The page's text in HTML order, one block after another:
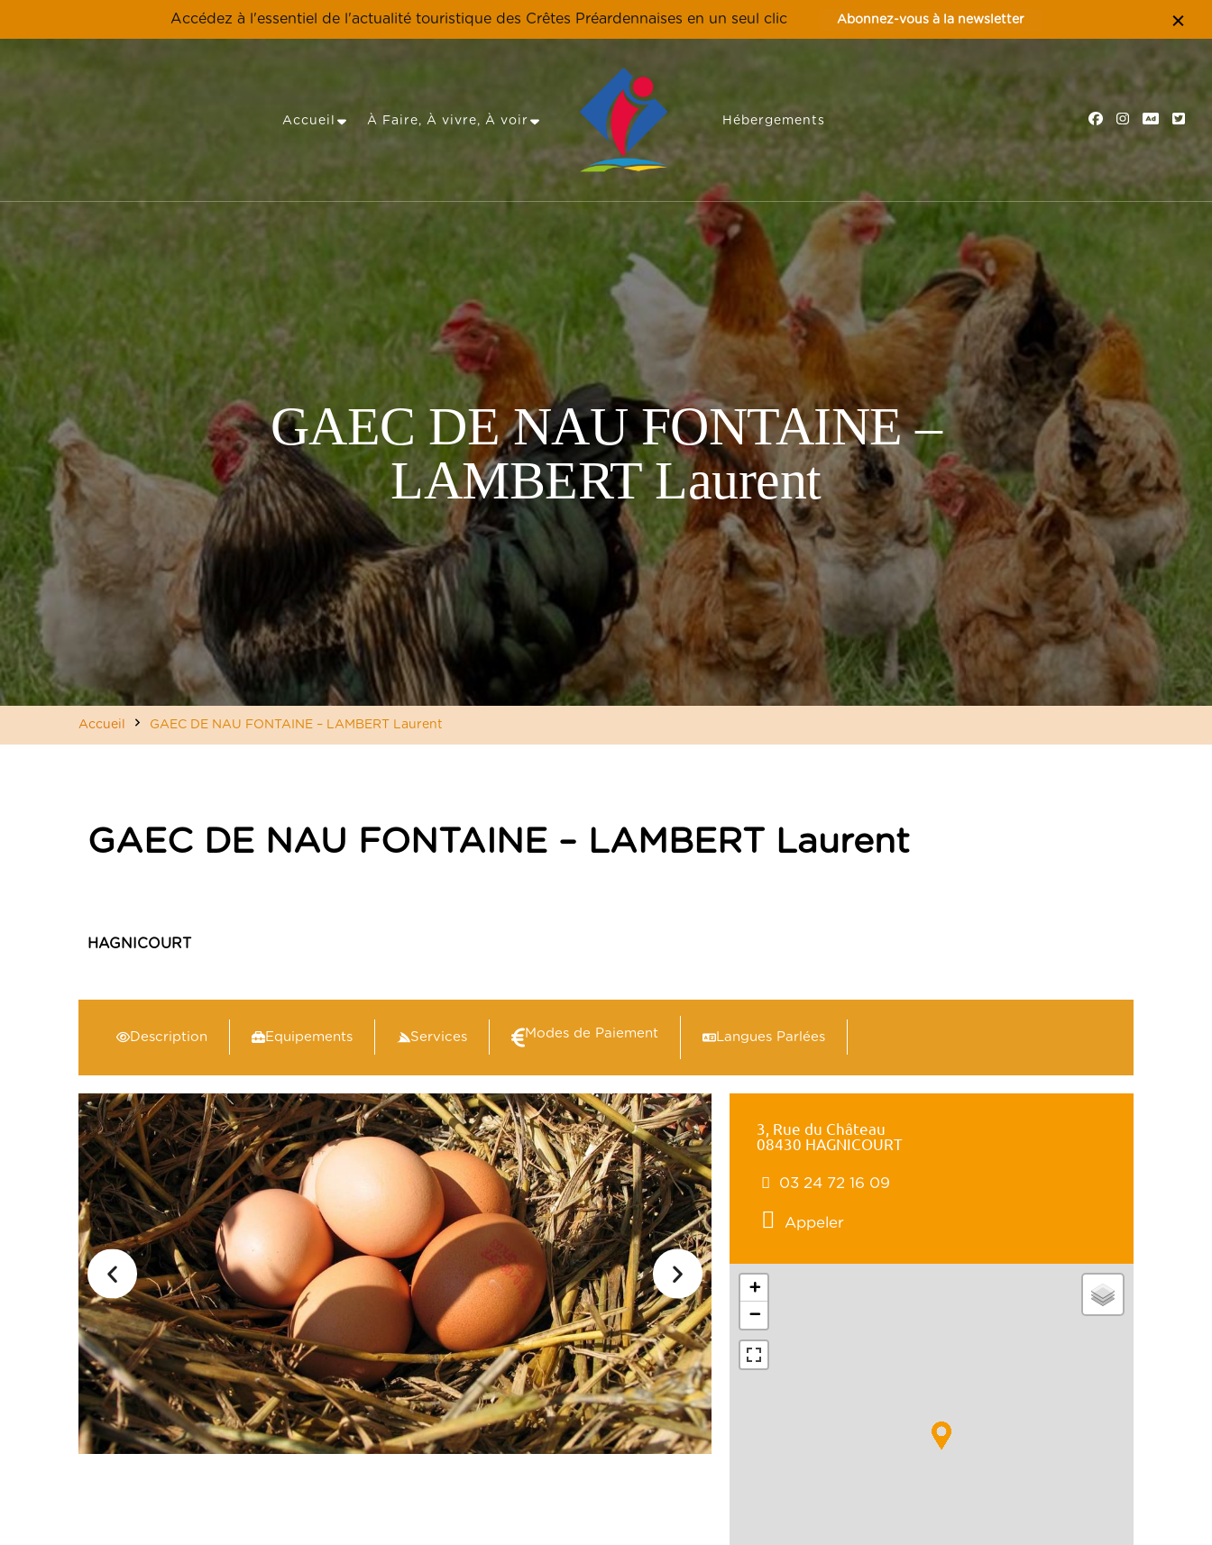
Accédez à l'essentiel de l'actualité touristique des Crêtes Préardennaises en un seul clic Abonnez-vous à la newsletter
Accueil À Faire, À vivre, À voir
Tourisme en Crêtes Préardennaises – Ardennes
Les Crêtes Préardennaises, une destination familiale, nature et éco-tourisme
Hébergements
GAEC DE NAU FONTAINE –
LAMBERT Laurent
Accueil GAEC DE NAU FONTAINE – LAMBERT Laurent
GAEC DE NAU FONTAINE – LAMBERT Laurent
HAGNICOURT
Description Equipements Services Modes de Paiement Langues Parlées
3, Rue du Château
08430 HAGNICOURT
03 24 72 16 09
Appeler
+
−